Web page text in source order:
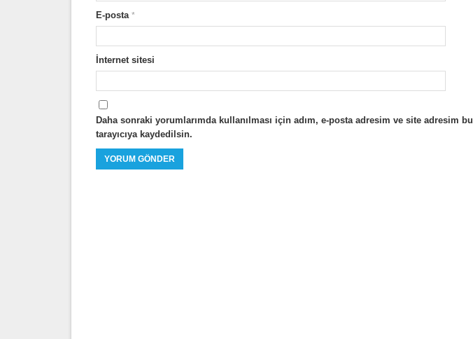
E-posta *
İnternet sitesi
Daha sonraki yorumlarımda kullanılması için adım, e-posta adresim ve site adresim bu
tarayıcıya kaydedilsin.